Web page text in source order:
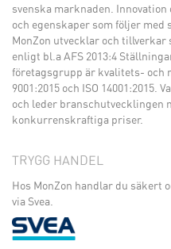
svenska marknaden.
och egenskaper som följer med
MonZon utvecklar och
enligt bl.a AFS 2013:4
företagsgrupp är kvalitets- och
9001:2015 och ISO 14001:2015.
och leder branschutvecklingen
konkurrenskraftiga priser.
TRYGG HANDEL
Hos MonZon handlar du säkert
via Svea.